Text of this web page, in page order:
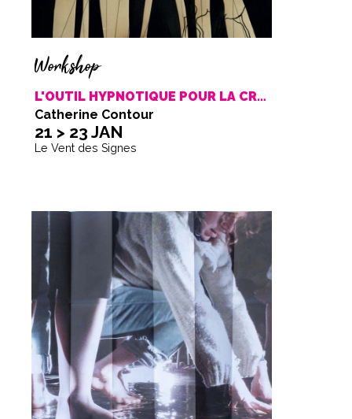
Workshop
L'OUTIL HYPNOTIQUE POUR LA CRÉATION
Catherine Contour
21 > 23 JAN
Le Vent des Signes